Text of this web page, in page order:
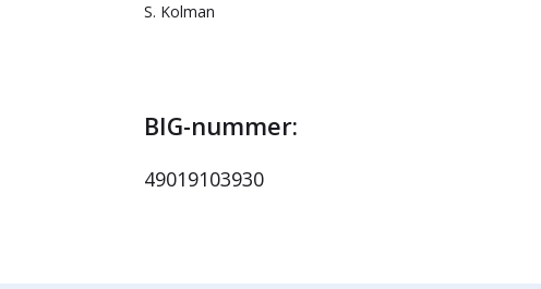
S. Kolman
BIG-nummer:
49019103930